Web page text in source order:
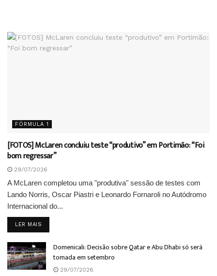
FÓRMULA 1
[FOTOS] McLaren concluiu teste “produtivo” em Portimão: “Foi
bom regressar”
29/07/2026
A McLaren completou uma "produtiva" sessão de testes com
Lando Norris, Oscar Piastri e Leonardo Fornaroli no Autódromo
Internacional do...
LER MAIS
Domenicali: Decisão sobre Qatar e Abu Dhabi só será
tomada em setembro
29/07/2026